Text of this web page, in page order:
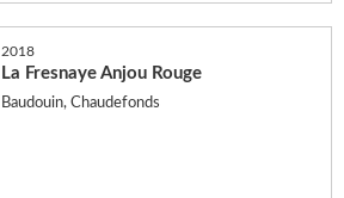
2018
La Fresnaye Anjou Rouge
Baudouin, Chaudefonds